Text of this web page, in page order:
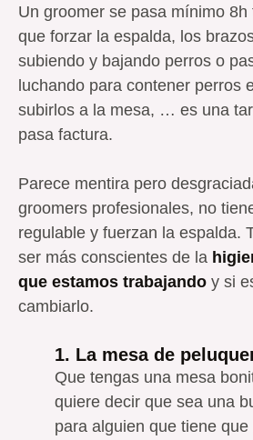
Un groomer se pasa mínimo
que forzar la espalda, los
subiendo y bajando perros o
luchando para contener perros
subirlos a la mesa, … es una
pasa factura.
Parece mentira pero
groomers profesionales, no
regulable y fuerzan la espalda.
ser más conscientes de la
que estamos trabajandoy si
cambiarlo.
1. La mesa de
Que tengas una mesa
quiere decir que sea una
para alguien que tiene